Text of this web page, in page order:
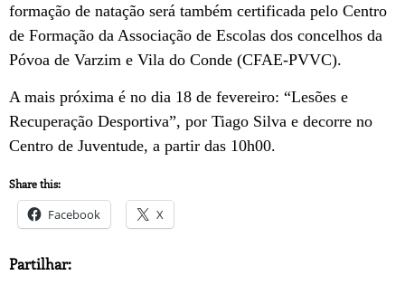
formação de natação será também certificada pelo Centro
de Formação da Associação de Escolas dos concelhos da
Póvoa de Varzim e Vila do Conde (CFAE-PVVC).
A mais próxima é no dia 18 de fevereiro: “Lesões e
Recuperação Desportiva”, por Tiago Silva e decorre no
Centro de Juventude, a partir das 10h00.
Share this:
Facebook X
Partilhar: